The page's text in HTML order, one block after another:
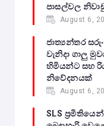
පාසල්වල
August 6,
ජාත්‍යන්තර
වැනිදා ගාලු
හිමියන්ට සහ
නිවේදනයක්
August 6,
SLS